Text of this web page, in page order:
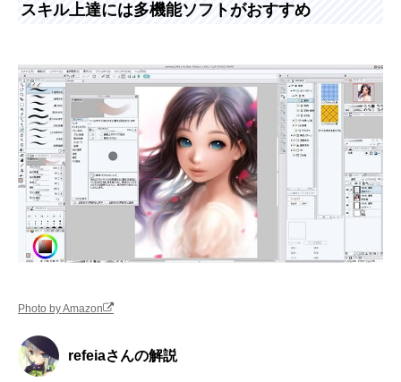
スキル上達には多機能ソフトがおすすめ
Photo by Amazon
refeiaさんの解説